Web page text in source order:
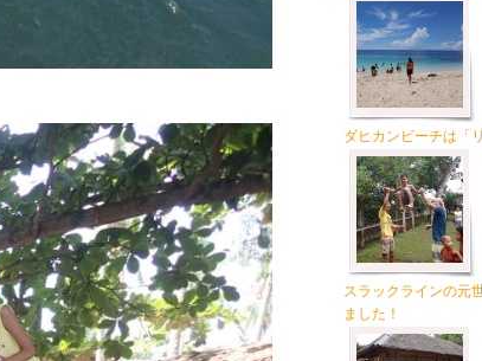
ダヒカンビーチは「
スラックラインの元
ました！